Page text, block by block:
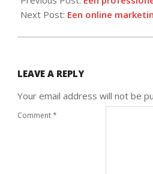
22
Next Post: Een online
LEAVE A REPLY
Your email address will not be
Comment*